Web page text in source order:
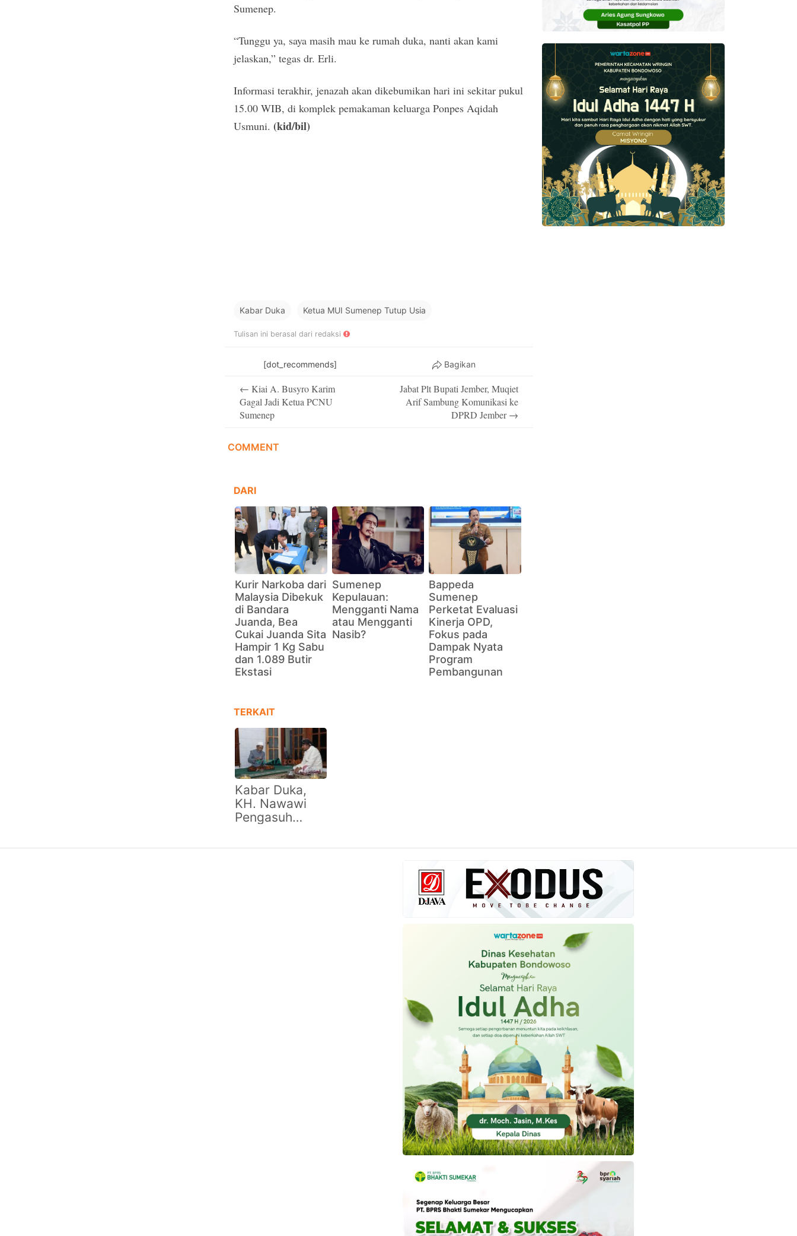
Sumenep.
“Tunggu ya, saya masih mau ke rumah duka, nanti akan kami
jelaskan,” tegas dr. Erli.
Informasi terakhir, jenazah akan dikebumikan hari ini sekitar pukul
15.00 WIB, di komplek pemakaman keluarga Ponpes Aqidah
Usmuni. (kid/bil)
Kabar Duka Ketua MUI Sumenep Tutup Usia
Tulisan ini berasal dari redaksi
[dot_recommends] Bagikan
navigation
← Kiai A. Busyro Karim
Gagal Jadi Ketua PCNU
Sumenep
Jabat Plt Bupati Jember, Muqiet
Arif Sambung Komunikasi ke
DPRD Jember→
COMMENT
DARI
Kurir Narkoba dari
Malaysia Dibekuk
di Bandara
Juanda, Bea
Cukai Juanda Sita
Hampir 1 Kg Sabu
dan 1.089 Butir
Ekstasi
Sumenep
Kepulauan:
Mengganti Nama
atau Mengganti
Nasib?
Bappeda
Sumenep
Perketat Evaluasi
Kinerja OPD,
Fokus pada
Dampak Nyata
Program
Pembangunan
TERKAIT
Kabar Duka,
KH. Nawawi
Pengasuh
Sidogiri Wafat